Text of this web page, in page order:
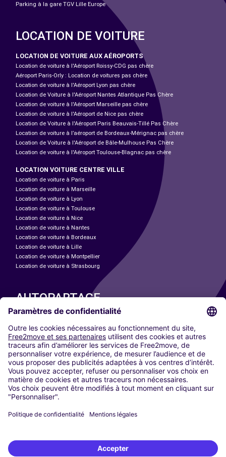
Parking à la gare TGV Lille Europe
LOCATION DE VOITURE
LOCATION DE VOITURE AUX AÉROPORTS
Location de voiture à l'Aéroport Roissy-CDG pas chère
Aéroport Paris-Orly : Location de voitures pas chère
Location de voiture à l'Aéroport Lyon pas chère
Location de Voiture à l'Aéroport Nantes Atlantique Pas Chère
Location de voiture à l'Aéroport Marseille pas chère
Location de voiture à l'Aéroport de Nice pas chère
Location de Voiture à l'Aéroport Paris Beauvais-Tillé Pas Chère
Location de voiture à l’aéroport de Bordeaux-Mérignac pas chère
Location de Voiture à l'Aéroport de Bâle-Mulhouse Pas Chère
Location de voiture à l'Aéroport Toulouse-Blagnac pas chère
LOCATION VOITURE CENTRE VILLE
Location de voiture à Paris
Location de voiture à Marseille
Location de voiture à Lyon
Location de voiture à Toulouse
Location de voiture à Nice
Location de voiture à Nantes
Location de voiture à Bordeaux
Location de voiture à Lille
Location de voiture à Montpellier
Location de voiture à Strasbourg
AUTOPARTAGE
Paris
Madrid
Washington DC
Milan
Rome
Turin
Vienne
Berlin
Düsseldorf